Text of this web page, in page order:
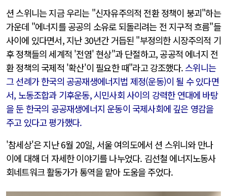
션 스위니는 지금 우리는 "신자유주의적 전환 정책이 붕괴"하는
가운데 "에너지를 공공의 소유로 되돌리려는 전 지구적 흐름"들
사이에 있다면서, 지난 30년간 거듭된 "부정의한 시장주의적 기
후 정책들의 세계적 '전염' 현상"과 단절하고, 공공적 에너지 전
환 정책의 국제적 '확산'이 필요한 때"라고 강조했다.스위니는
그 선례가 한국의 공공재생에너지법 제정(운동)이 될 수 있다면
서, 노동조합과 기후운동, 시민사회 사이의 강력한 연대에 바탕
을 둔 한국의 공공재생에너지 운동이 국제사회에 깊은 영감을
주고 있다고 평가했다.
'참세상'은 지난 6월 20일, 서울 여의도에서 션 스위니와 만나
이에 대해 더 자세한 이야기를 나누었다. 김선철 에너지노동사
회네트워크 활동가가 통역을 맡아 도움을 주었다.